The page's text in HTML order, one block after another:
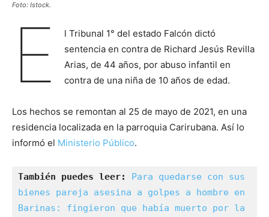
Foto: Istock.
E
l Tribunal 1° del estado Falcón dictó
sentencia en contra de Richard Jesús Revilla
Arias, de 44 años, por abuso infantil en
contra de una niña de 10 años de edad.
Los hechos se remontan al 25 de mayo de 2021, en una
residencia localizada en la parroquia Carirubana. Así lo
informó el Ministerio Público.
También puedes leer: Para quedarse con sus
bienes pareja asesina a golpes a hombre en
Barinas: fingieron que había muerto por la